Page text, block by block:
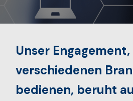
Unser
verschiedenen
bedienen, beruht